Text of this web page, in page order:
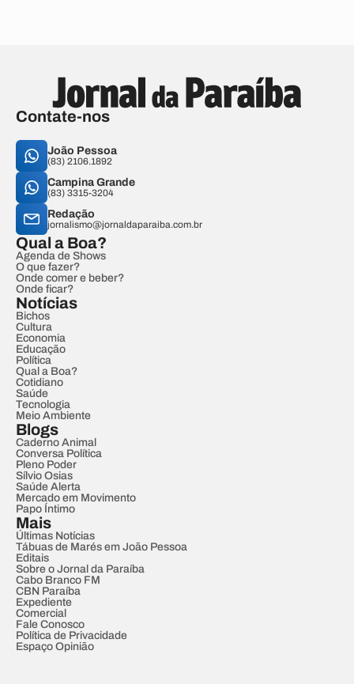
Contate-nos
João Pessoa
(83) 2106.1892
Campina Grande
(83) 3315-3204
Redação
jornalismo@jornaldaparaiba.com.br
Qual a Boa?
Agenda de Shows
O que fazer?
Onde comer e beber?
Onde ficar?
Notícias
Bichos
Cultura
Economia
Educação
Política
Qual a Boa?
Cotidiano
Saúde
Tecnologia
Meio Ambiente
Blogs
Caderno Animal
Conversa Política
Pleno Poder
Sílvio Osias
Saúde Alerta
Mercado em Movimento
Papo Íntimo
Mais
Últimas Notícias
Tábuas de Marés em João Pessoa
Editais
Sobre o Jornal da Paraíba
Cabo Branco FM
CBN Paraíba
Expediente
Comercial
Fale Conosco
Política de Privacidade
Espaço Opinião